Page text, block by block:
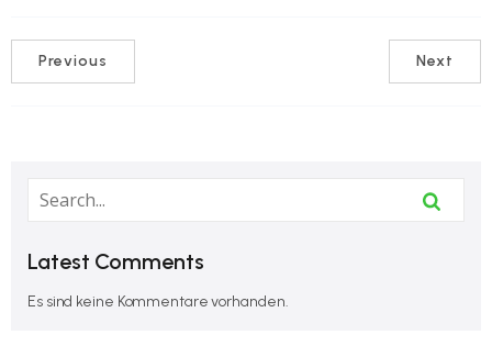
Previous Next
Latest Comments
Es sind keine Kommentare vorhanden.